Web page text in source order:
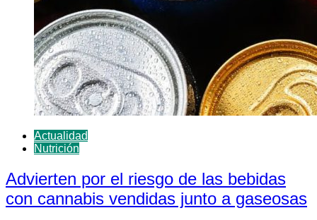
Actualidad
Nutrición
Advierten por el riesgo de las bebidas
con cannabis vendidas junto a gaseosas